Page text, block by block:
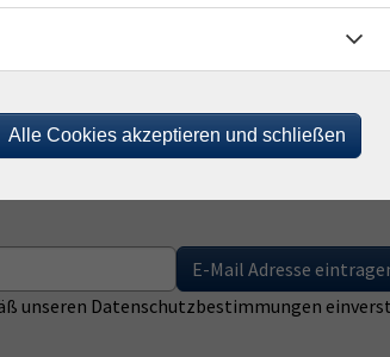
E-Mail Adresse
unseren Datenschutzbestimmungen
Alle Cookies akzeptieren und schließen